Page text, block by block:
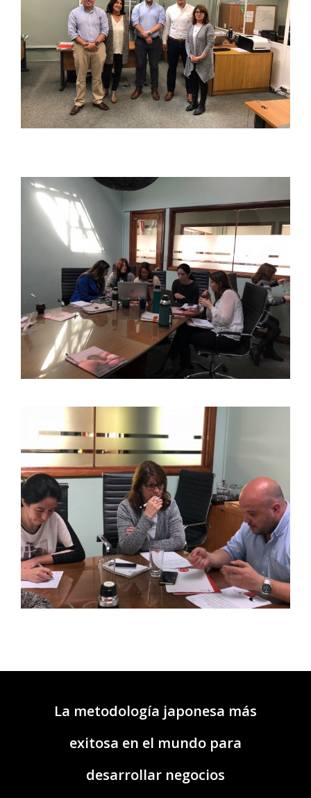
La metodología japonesa más
exitosa en el mundo para
desarrollar negocios